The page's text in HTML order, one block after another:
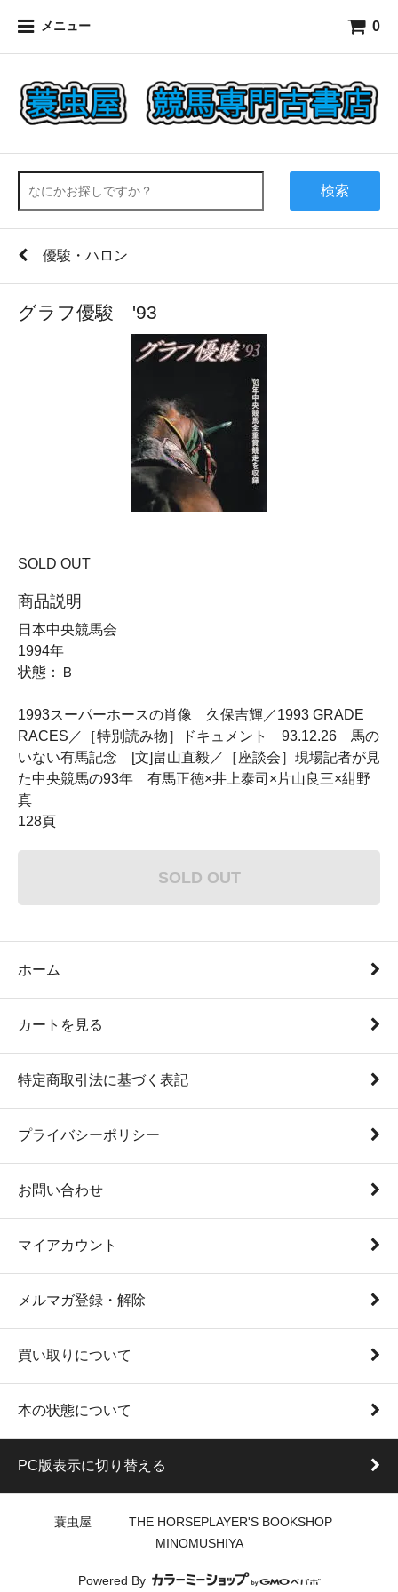
メニュー 0
検索
優駿・ハロン
グラフ優駿 '93
SOLD OUT
商品説明
日本中央競馬会
1994年
状態：Ｂ
1993スーパーホースの肖像 久保吉輝／1993 GRADE
RACES／［特別読み物］ドキュメント 93.12.26 馬の
いない有馬記念 [文]畠山直毅／［座談会］現場記者が見
た中央競馬の93年 有馬正徳×井上泰司×片山良三×紺野
真
128頁
SOLD OUT
ホーム
カートを見る
特定商取引法に基づく表記
プライバシーポリシー
お問い合わせ
マイアカウント
メルマガ登録・解除
買い取りについて
本の状態について
PC版表示に切り替える
蓑虫屋 THE HORSEPLAYER'S BOOKSHOP
MINOMUSHIYA
Powered By